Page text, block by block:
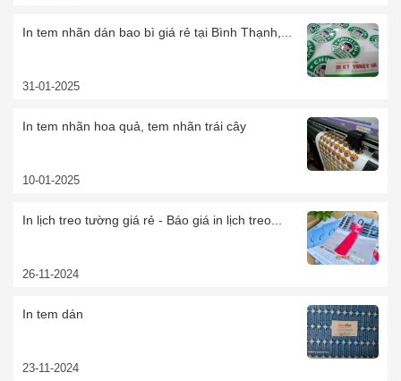
In tem nhãn dán bao bì giá rẻ tại Bình Thạnh,...
31-01-2025
In tem nhãn hoa quả, tem nhãn trái cây
10-01-2025
In lịch treo tường giá rẻ - Báo giá in lịch treo...
26-11-2024
In tem dán
23-11-2024